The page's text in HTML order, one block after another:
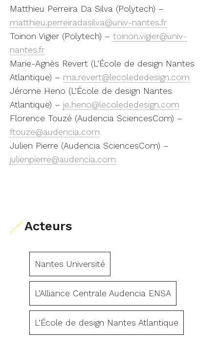
Matthieu Perreira Da Silva (Polytech) –
matthieu.perreiradasilva@univ-nantes.fr
Toinon Vigier (Polytech) – toinon.vigier@univ-
nantes.fr
Marie-Agnès Revert (L’École de design Nantes
Atlantique) – ma.revert@lecolededesign.com
Jérome Heno (L’École de design Nantes
Atlantique) – je.heno@lecolededesign.com
Florence Touzé (Audencia SciencesCom) –
ftouze@audencia.com
Julien Pierre (Audencia SciencesCom) –
julienpierre@audencia.com
Acteurs
Nantes Université
L’Alliance Centrale Audencia ENSA
L’École de design Nantes Atlantique